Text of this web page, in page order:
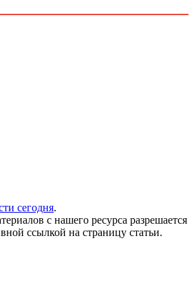
сегодня.
с нашего ресурса разрешается
ссылкой на страницу статьи.